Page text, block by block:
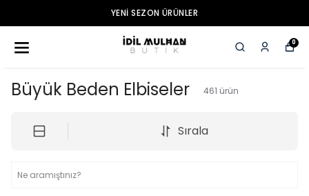
3000 TL VE ÜZERI ÜCRETSIZ KARGO
0
Büyük Beden Elbiseler 461 ürün
Sırala